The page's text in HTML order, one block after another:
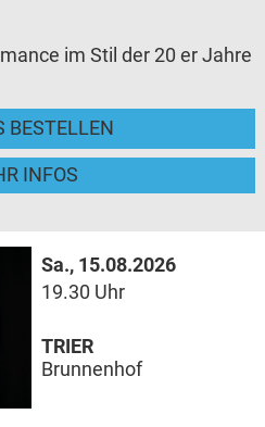
im Stil der 20 er Jahre
BESTELLEN
INFOS
Sa., 15.08.2026
19.30 Uhr
TRIER
Brunnenhof